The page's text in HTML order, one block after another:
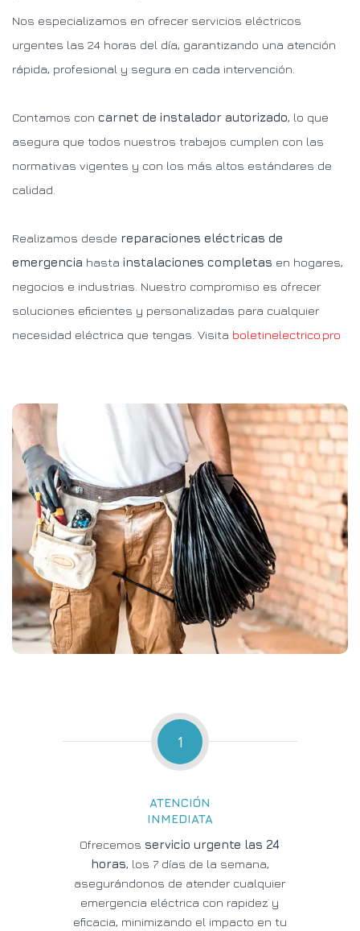
Nos especializamos en ofrecer servicios eléctricos
urgentes las 24 horas del día, garantizando una atención
rápida, profesional y segura en cada intervención.
Contamos con carnet de instalador autorizado, lo que
asegura que todos nuestros trabajos cumplen con las
normativas vigentes y con los más altos estándares de
calidad.
Realizamos desde reparaciones eléctricas de
emergencia hasta instalaciones completas en hogares,
negocios e industrias. Nuestro compromiso es ofrecer
soluciones eficientes y personalizadas para cualquier
necesidad eléctrica que tengas. Visita boletinelectrico.pro
1
ATENCIÓN
INMEDIATA
Ofrecemos servicio urgente las 24
horas, los 7 días de la semana,
asegurándonos de atender cualquier
emergencia eléctrica con rapidez y
eficacia, minimizando el impacto en tu